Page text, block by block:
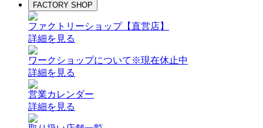
FACTORY SHOP
ファクトリーショップ【直営店】
詳細を見る
ワークショップについて ※現在休止中
詳細を見る
営業カレンダー
詳細を見る